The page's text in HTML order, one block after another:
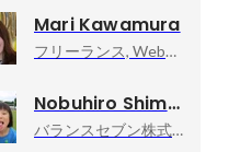
Mari Kawamura
フリーランス, Webマーケティング
Nobuhiro Shimizu
バランスセブン株式会社, ディレクター